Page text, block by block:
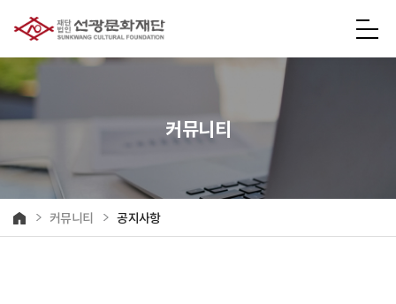
커뮤니티
홈 커뮤니티 공지사항